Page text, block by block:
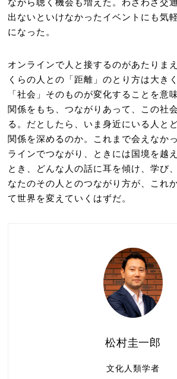
出ないといけなかったイベントにも気
になった。
オンラインで人と接するのがあたりま
くらの人との「距離」のとり方は大き
「社会」そのものが変化することを意
関係をもち、つながりあって、この社
る。だとしたら、いま身近にいる人と
関係を深めるのか。これまで会えなか
ラインでつながり、ときには国境を越
とき、どんな人の話に耳を傾け、学び
なたのその人とのつながり方が、これ
て世界を変えていくはずだ。
松村圭一郎
文化人類学者